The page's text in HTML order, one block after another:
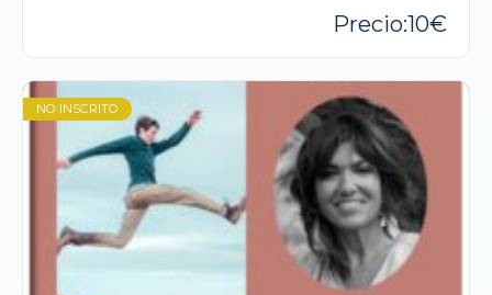
10
NO INSCRITO